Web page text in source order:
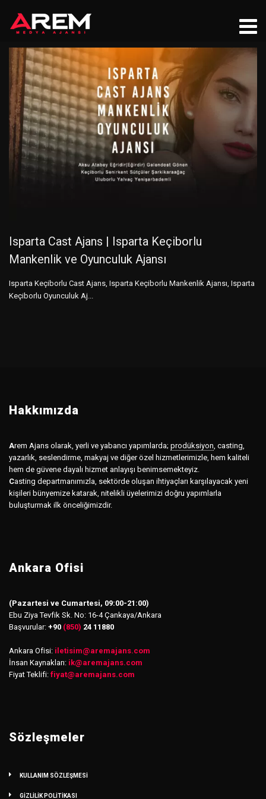
Isparta Cast Ajans | Isparta Keçiborlu
Mankenlik ve Oyunculuk Ajansı
Isparta Keçiborlu Cast Ajans, Isparta Keçiborlu Mankenlik Ajansı, Isparta
Keçiborlu Oyunculuk Aj...
Hakkımızda
Arem Ajans olarak, yerli ve yabancı yapımlarda; prodüksiyon, casting,
yazarlık, seslendirme, makyaj ve diğer özel hizmetlerimizle, hem kaliteli
hem de güvene dayalı hizmet anlayışı benimsemekteyiz.
Casting departmanımızla, sektörde oluşan ihtiyaçları karşılayacak yeni
kişileri bünyemize katarak, nitelikli üyelerimizi doğru yapımlarla
buluşturmak ilk önceliğimizdir.
Ankara Ofisi
(Pazartesi ve Cumartesi, 09:00-21:00)
Ebu Ziya Tevfik Sk. No: 16-4 Çankaya/Ankara
Başvurular: +90 (850) 24 11880
Ankara Ofisi: iletisim@aremajans.com
İnsan Kaynakları: ik@aremajans.com
Fiyat Teklifi: fiyat@aremajans.com
Sözleşmeler
KULLANIM SÖZLEŞMESİ
GİZLİLİK POLİTİKASI